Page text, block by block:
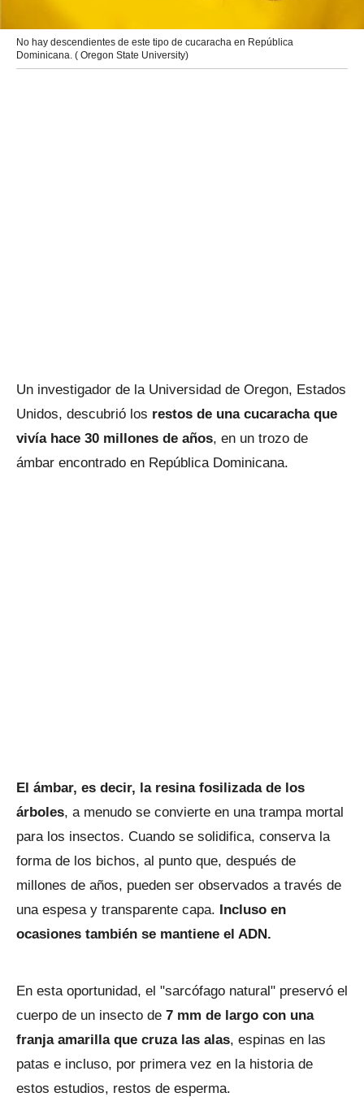
No hay descendientes de este tipo de cucaracha en República
Dominicana. ( Oregon State University)
Un investigador de la Universidad de Oregon, Estados
Unidos, descubrió los restos de una cucaracha que
vivía hace 30 millones de años, en un trozo de
ámbar encontrado en República Dominicana.
El ámbar, es decir, la resina fosilizada de los
árboles, a menudo se convierte en una trampa mortal
para los insectos. Cuando se solidifica, conserva la
forma de los bichos, al punto que, después de
millones de años, pueden ser observados a través de
una espesa y transparente capa. Incluso en
ocasiones también se mantiene el ADN.
En esta oportunidad, el "sarcófago natural" preservó el
cuerpo de un insecto de 7 mm de largo con una
franja amarilla que cruza las alas, espinas en las
patas e incluso, por primera vez en la historia de
estos estudios, restos de esperma.